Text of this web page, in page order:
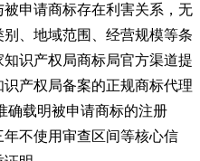
申请商标存在利害关系，无
、地域范围、经营规模等条
识产权局商标局官方渠道提
产权局备案的正规商标代理
确载明被申请商标的注册
不使用审查区间等核心信